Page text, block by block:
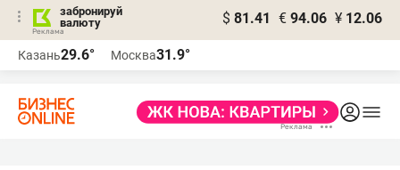
забронируй
валюту
$ 81.41 € 94.06 ¥ 12.06
Казань29.6° Москва31.9°